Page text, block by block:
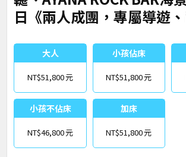
日《兩人成團，專屬導遊、
大人
NT$51,800
小孩佔床
NT$51,800
小孩不佔床
NT$46,800
加床
NT$51,800